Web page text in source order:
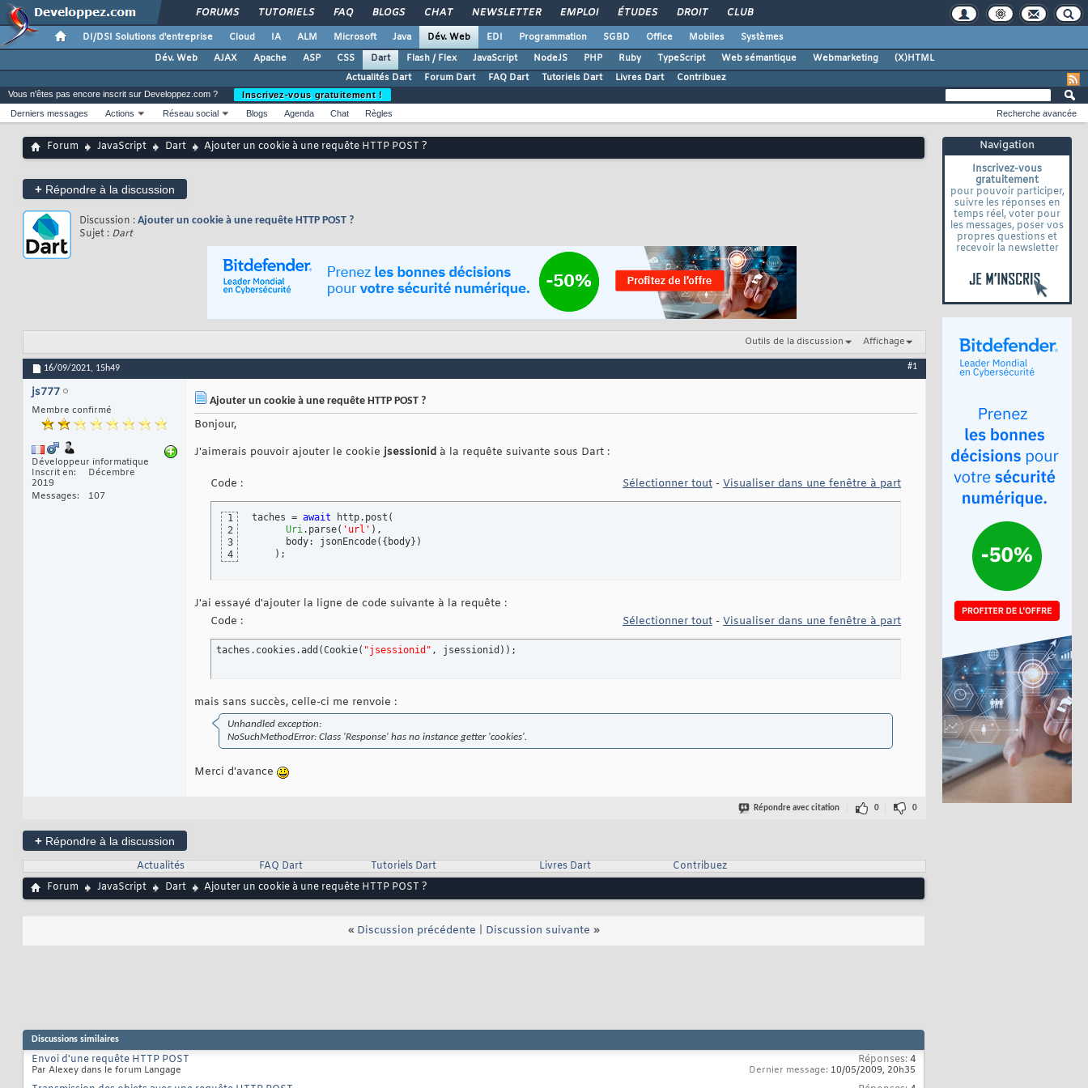
FORUMS TUTORIELS FAQ BLOGS CHAT NEWSLETTER EMPLOI ÉTUDES DROIT CLUB
DI/DSI Solutions d'entreprise Cloud IA ALM Microsoft Java Dév. Web EDI Programmation SGBD Office Mobiles
Systèmes
Dév. Web
AJAX Apache ASP CSS Dart Flash / Flex JavaScript NodeJS PHP Ruby TypeScript Web sémantique Webmarketing
(X)HTML
Actualités Dart
Forum Dart FAQ Dart Tutoriels Dart Livres Dart Contribuez
Navigation
Inscrivez-vous
gratuitement
pour pouvoir participer,
suivre les réponses en
temps réel, voter pour
les messages, poser vos
propres questions et
recevoir la newsletter
Vous n'êtes pas encore inscrit sur Developpez.com ?
Inscrivez-vous gratuitement !
Derniers messages
Actions Réseau social Blogs Agenda Chat Règles Recherche avancée
Forum JavaScript Dart Ajouter un cookie à une requête HTTP POST ?
+ Répondre à la discussion
Discussion : Ajouter un cookie à une requête HTTP POST ?
Sujet : Dart
Outils de la discussion Affichage
16/09/2021, 15h49 #1
js777
Membre confirmé
Développeur informatique
Inscrit en
Décembre
2019
Messages
107
Ajouter un cookie à une requête HTTP POST ?
Bonjour,
J'aimerais pouvoir ajouter le cookie jsessionid à la requête suivante sous Dart :
Code : Sélectionner tout - Visualiser dans une fenêtre à part
1
2
3
4
taches = await http.post (
Uri.parse( 'url' ) ,
      body: jsonEncode
( { body} )
) ;
J'ai essayé d'ajouter la ligne de code suivante à la requête :
Code :
Sélectionner tout - Visualiser dans une fenêtre à part
taches.cookies.add (Cookie( "jsessionid" , jsessionid ) ) ;
mais sans succès, celle-ci me renvoie :
Unhandled exception:
NoSuchMethodError: Class 'Response' has no instance getter 'cookies'.
Merci d'avance
Répondre avec citation 0 0
+ Répondre à la discussion
Actualités
FAQ Dart Tutoriels Dart Livres Dart
Contribuez
Forum
JavaScript Dart Ajouter un cookie à une requête HTTP POST ?
« Discussion précédente Discussion suivante »
Discussions similaires
Envoi d'une requête HTTP POST
Par Alexey dans le forum Langage
Réponses:4
Dernier message: 10/05/2009, 20h35